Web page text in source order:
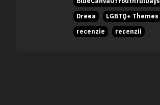
Dreea
LGBTQ+ Themes
recenzie
recenzii